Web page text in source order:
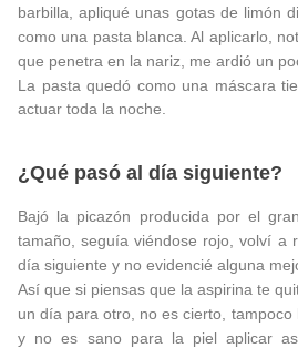
barbilla, apliqué unas gotas de limón
como una pasta blanca. Al aplicarlo,
que penetra en la nariz, me ardió un
La pasta quedó como una máscara
actuar toda la noche.
¿Qué pasó al día siguiente?
Bajó la picazón producida por el
tamaño, seguía viéndose rojo, volví a
día siguiente y no evidencié alguna
Así que si piensas que la aspirina te
un día para otro, no es cierto, tampoco
y no es sano para la piel aplicar